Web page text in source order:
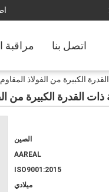
مراقبة اتصل بنا
الكبيرة من الفولاذ
ذات القدرة الكبيرة من
الصين
AAREAL
ISO9001:2015
ميلادي